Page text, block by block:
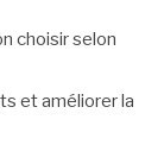
choisir selon
et améliorer la